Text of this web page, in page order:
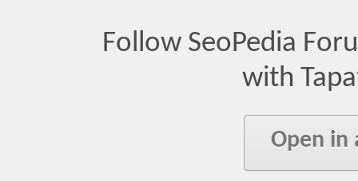
Follow SeoPedia
with
Open in